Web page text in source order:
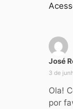
José
3 de
Ola!
por